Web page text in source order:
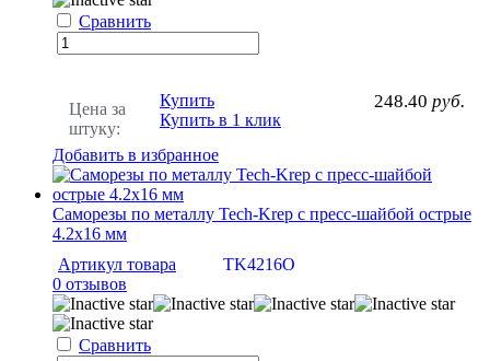
Сравнить
Цена за
штуку:
248.40 руб.
Купить
Купить в 1 клик
Добавить в избранное
Саморезы по металлу Tech-Krep с пресс-шайбой острые
4.2х16 мм
Артикул товара
TK4216O
0 отзывов
Сравнить